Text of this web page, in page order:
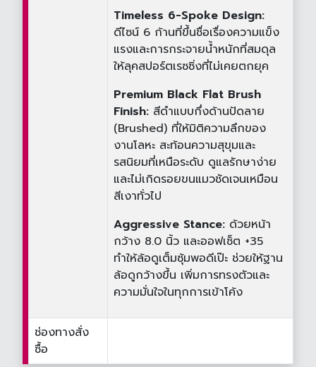
Timeless 6-Spoke Design:
ดีไซน์ 6 ก้านที่ขึ้นชื่อเรื่องความแข็ง
แรงและการกระจายน้ำหนักที่สมดุล
ให้ลุคสปอร์ตเรซซิ่งที่ไม่เคยตกยุค
Premium Black Flat Brush
Finish: สีดำแบบกึ่งด้านปัดลาย
(Brushed) ที่ให้มิติความลึกของ
งานโลหะ สะท้อนความสุขุมและ
รสนิยมที่เหนือระดับ ดูแลรักษาง่าย
และไม่เกิดรอยขนแมวชัดเจนเหมือน
สีเงาทั่วไป
Aggressive Stance: ด้วยหน้า
กว้าง 8.0 นิ้ว และออฟเซ็ต +35
ทำให้ล้อดูเต็มซุ้มพอดีเป๊ะ ช่วยให้ฐาน
ล้อดูกว้างขึ้น เพิ่มการทรงตัวและ
ความมั่นใจในทุกการเข้าโค้ง
ช่องทางสั่ง
ซื้อ